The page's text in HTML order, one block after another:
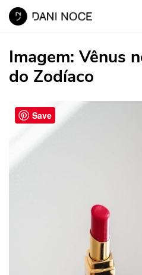
Imagem: Vênus
do Zodíaco
Save